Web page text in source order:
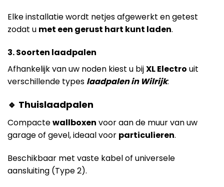
Elke installatie wordt netjes afgewerkt en getest
zodat u met een gerust hart kunt laden.
3. Soorten laadpalen
Afhankelijk van uw noden kiest u bijXL Electro uit
verschillende types laadpalen in Wilrijk:
🔹 Thuislaadpalen
Compactewallboxen voor aan de muur van uw
garage of gevel, ideaal voor particulieren.
Beschikbaar met vaste kabel of universele
aansluiting (Type 2).